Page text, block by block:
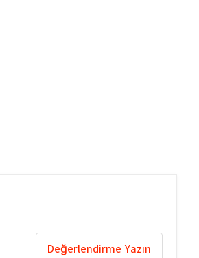
Değerlendirme Yazın